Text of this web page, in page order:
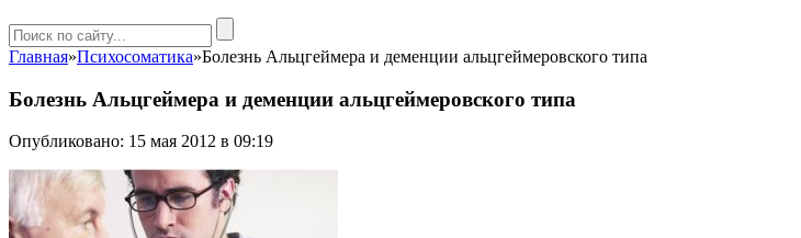
Главная»Психосоматика»Болезнь Альцгеймера и деменции альцгеймеровского типа
Болезнь Альцгеймера и деменции альцгеймеровского типа
Опубликовано: 15 мая 2012 в 09:19